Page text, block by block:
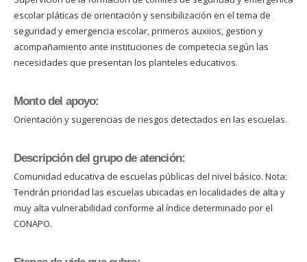
escolar pláticas de orientación y sensibilización en el tema de
seguridad y emergencia escolar, primeros auxiios, gestion y
acompañamiento ante instituciones de competecia según las
necesidades que presentan los planteles educativos.
Monto del apoyo:
Orientación y sugerencias de riesgos detectados en las escuelas.
Descripción del grupo de atención:
Comunidad educativa de escuelas públicas del nivel básico. Nota:
Tendrán prioridad las escuelas ubicadas en localidades de alta y
muy alta vulnerabilidad conforme al índice determinado por el
CONAPO.